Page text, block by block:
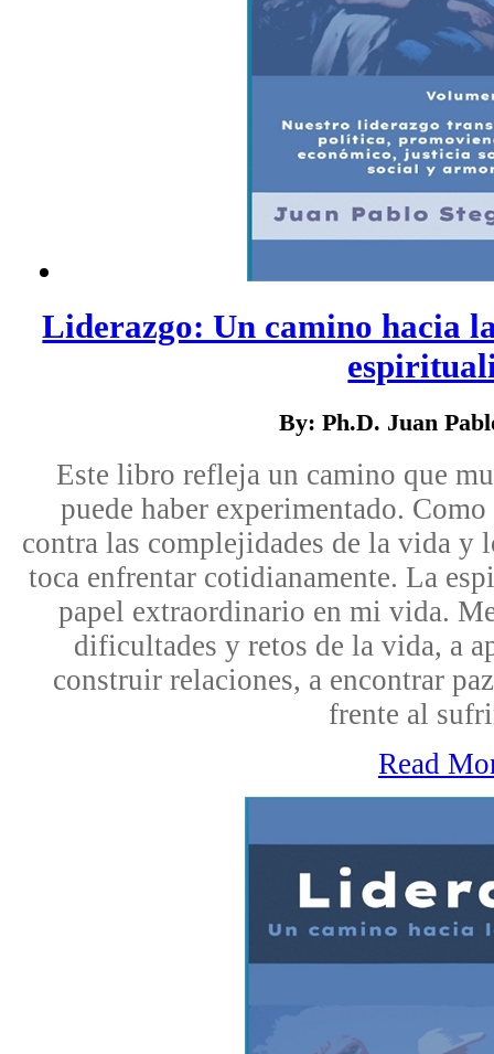
Liderazgo: Un camino hacia
By: Ph.D. Juan
Este libro refleja un camino que
puede haber experimentado.
contra las complejidades de la vida y
toca enfrentar cotidianamente. La
papel extraordinario en mi vida.
dificultades y retos de la vida, a
construir relaciones, a encontrar
frente al
Read